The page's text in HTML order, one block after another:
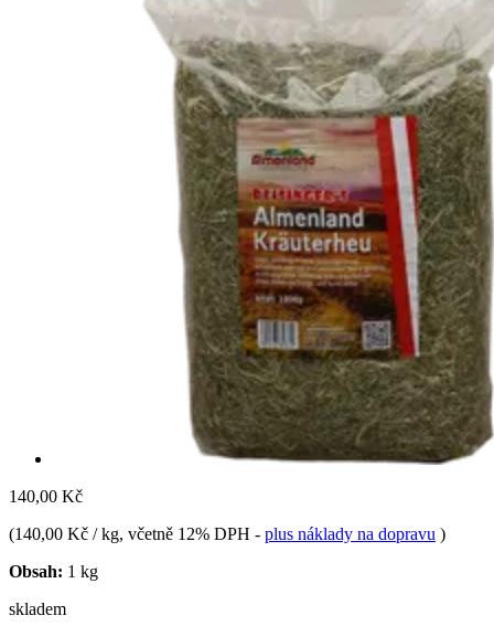
140,00 Kč
(140,00 Kč / kg, včetně 12% DPH - plus náklady na dopravu )
Obsah: 1 kg
skladem